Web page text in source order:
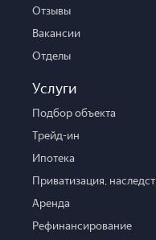
Отзывы
Вакансии
Отделы
Услуги
Подбор объекта
Трейд-ин
Ипотека
Приватизация,
Аренда
Рефинансирование